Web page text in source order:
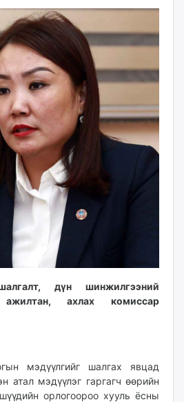
дүн шинжилгээний
ахлах комиссар
мэдүүлгийг шалгах явцад
атал мэдүүлэг гаргагч өөрийн
орлогоороо хууль ёсны